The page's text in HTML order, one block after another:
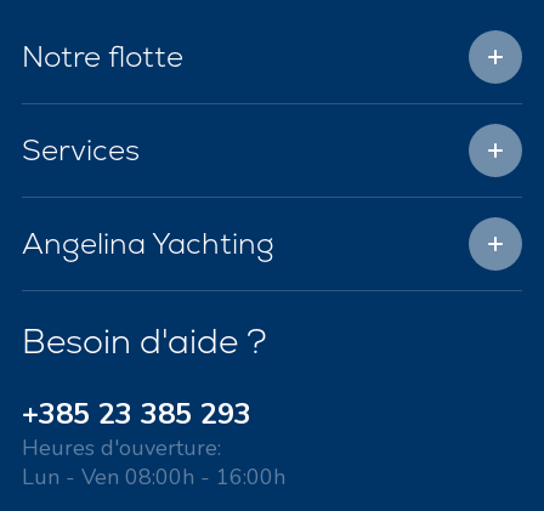
Notre flotte
Services
Angelina Yachting
Besoin d'aide ?
+385 23 385 293
Heures d'ouverture:
Lun - Ven 08:00h - 16:00h